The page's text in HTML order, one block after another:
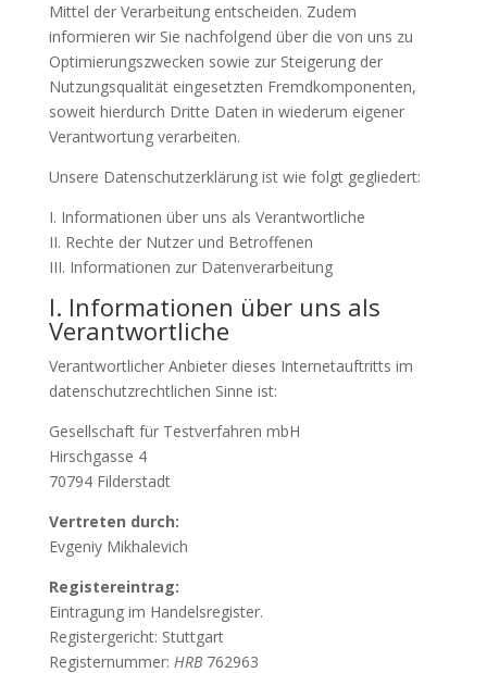
Mittel der Verarbeitung entscheiden. Zudem
informieren wir Sie nachfolgend über die von uns zu
Optimierungszwecken sowie zur Steigerung der
Nutzungsqualität eingesetzten Fremdkomponenten,
soweit hierdurch Dritte Daten in wiederum eigener
Verantwortung verarbeiten.
Unsere Datenschutzerklärung ist wie folgt gegliedert:
I. Informationen über uns als Verantwortliche
II. Rechte der Nutzer und Betroffenen
III. Informationen zur Datenverarbeitung
I. Informationen über uns als
Verantwortliche
Verantwortlicher Anbieter dieses Internetauftritts im
datenschutzrechtlichen Sinne ist:
Gesellschaft für Testverfahren mbH
Hirschgasse 4
70794 Filderstadt
Vertreten durch:
Evgeniy Mikhalevich
Registereintrag:
Eintragung im Handelsregister.
Registergericht: Stuttgart
Registernummer: HRB762963